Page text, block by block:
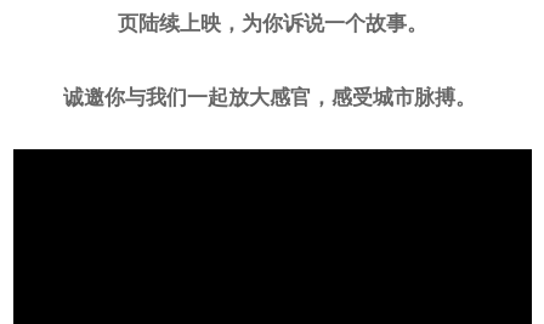
页陆续上映，为你诉说一个故事。
诚邀你与我们一起放大感官，感受城市脉搏。